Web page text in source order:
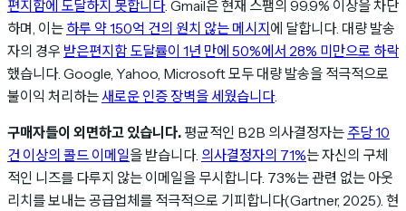
편지함에 도달하지 못합니다. Gmail은 현재 스팸의 99.9% 이상을 차단
하며, 이는 하루 약 150억 건의 원치 않는 메시지 에 달합니다. 대량 발송
자의 경우 받은편지함 도달률이 1년 만에 50%에서 28% 미만으로 하락
했습니다. Google, Yahoo, Microsoft 모두 대량 발송을 적극적으로
불이익 처리하는새로운 인증 장벽을 세웠습니다.
구매자들이 외면하고 있습니다. 평균적인 B2B 의사결정자는 주당 10
건 이상의 콜드 이메일을 받습니다. 의사결정자의 71%는 자신의 구체
적인 니즈를 다루지 않는 이메일을 무시합니다. 73%는 관련 없는 아웃
리치를 보내는 공급업체를 적극적으로 기피합니다(Gartner, 2025). 현